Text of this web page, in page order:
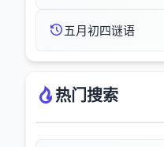
五月初四谜语
热门搜索